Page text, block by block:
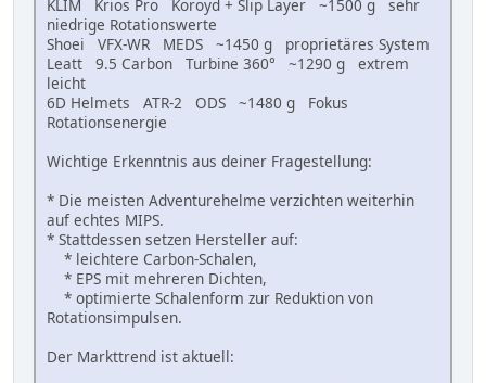
KLIM Krios Pro Koroyd + Slip Layer ~1500 g sehr
niedrige Rotationswerte
Shoei VFX-WR MEDS ~1450 g proprietäres System
Leatt 9.5 Carbon Turbine 360° ~1290 g extrem
leicht
6D Helmets ATR-2 ODS ~1480 g Fokus
Rotationsenergie
Wichtige Erkenntnis aus deiner Fragestellung:
* Die meisten Adventurehelme verzichten weiterhin
auf echtes MIPS.
* Stattdessen setzen Hersteller auf:
* leichtere Carbon-Schalen,
* EPS mit mehreren Dichten,
* optimierte Schalenform zur Reduktion von
Rotationsimpulsen.
Der Markttrend ist aktuell: